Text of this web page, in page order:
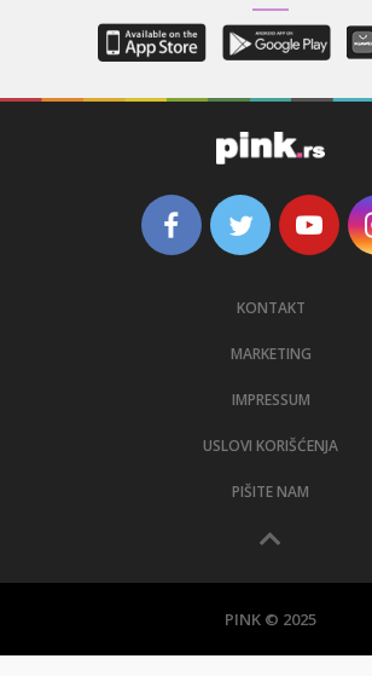
KONTAKT
MARKETING
IMPRESSUM
USLOVI KORIŠĆENJA
PIŠITE NAM
PINK © 2025